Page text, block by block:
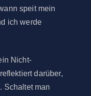
speit mein
ich werde
Nicht-
darüber,
Schaltet man